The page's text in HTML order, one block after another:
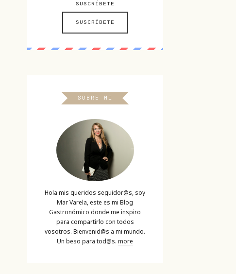
SUSCRÍBETE
SOBRE MI
Hola mis queridos seguidor@s, soy
Mar Varela, este es mi Blog
Gastronómico donde me inspiro
para compartirlo con todos
vosotros. Bienvenid@s a mi mundo.
Un beso para tod@s.more